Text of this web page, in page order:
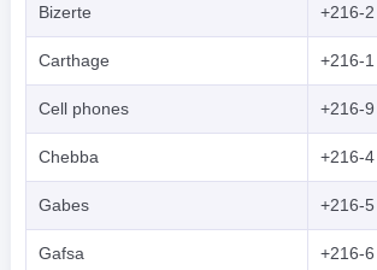
Bizerte +216-2
Carthage +216-1
Cell phones +216-9
Chebba +216-4
Gabes +216-5
Gafsa +216-6